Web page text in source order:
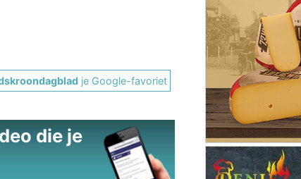
je Google-favoriet
die je